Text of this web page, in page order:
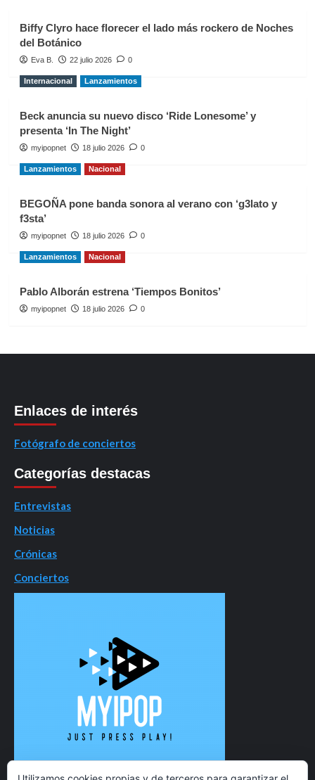
Biffy Clyro hace florecer el lado más rockero de Noches
del Botánico
Eva B. 22 julio 2026 0
Internacional Lanzamientos
Beck anuncia su nuevo disco ‘Ride Lonesome’ y
presenta ‘In The Night’
myipopnet 18 julio 2026 0
Lanzamientos Nacional
BEGOÑA pone banda sonora al verano con ‘g3lato y
f3sta’
myipopnet 18 julio 2026 0
Lanzamientos Nacional
Pablo Alborán estrena ‘Tiempos Bonitos’
myipopnet 18 julio 2026 0
Enlaces de interés
Fotógrafo de conciertos
Categorías destacas
Entrevistas
Noticias
Crónicas
Conciertos